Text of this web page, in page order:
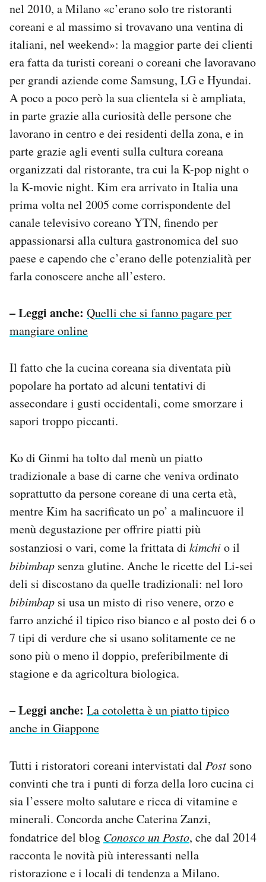
nel 2010, a Milano «c’erano solo tre ristoranti
coreani e al massimo si trovavano una ventina di
italiani, nel weekend»: la maggior parte dei clienti
era fatta da turisti coreani o coreani che lavoravano
per grandi aziende come Samsung, LG e Hyundai.
A poco a poco però la sua clientela si è ampliata,
in parte grazie alla curiosità delle persone che
lavorano in centro e dei residenti della zona, e in
parte grazie agli eventi sulla cultura coreana
organizzati dal ristorante, tra cui la K-pop night o
la K-movie night. Kim era arrivato in Italia una
prima volta nel 2005 come corrispondente del
canale televisivo coreano YTN, finendo per
appassionarsi alla cultura gastronomica del suo
paese e capendo che c’erano delle potenzialità per
farla conoscere anche all’estero.
– Leggi anche: Quelli che si fanno pagare per
mangiare online
Il fatto che la cucina coreana sia diventata più
popolare ha portato ad alcuni tentativi di
assecondare i gusti occidentali, come smorzare i
sapori troppo piccanti.
Ko di Ginmi ha tolto dal menù un piatto
tradizionale a base di carne che veniva ordinato
soprattutto da persone coreane di una certa età,
mentre Kim ha sacrificato un po’ a malincuore il
menù degustazione per offrire piatti più
sostanziosi o vari, come la frittata di kimchio il
bibimbap senza glutine. Anche le ricette del Li-sei
deli si discostano da quelle tradizionali: nel loro
bibimbap si usa un misto di riso venere, orzo e
farro anziché il tipico riso bianco e al posto dei 6 o
7 tipi di verdure che si usano solitamente ce ne
sono più o meno il doppio, preferibilmente di
stagione e da agricoltura biologica.
– Leggi anche: La cotoletta è un piatto tipico
anche in Giappone
Tutti i ristoratori coreani intervistati dal Post sono
convinti che tra i punti di forza della loro cucina ci
sia l’essere molto salutare e ricca di vitamine e
minerali. Concorda anche Caterina Zanzi,
fondatrice del blog Conosco un Posto, che dal 2014
racconta le novità più interessanti nella
ristorazione e i locali di tendenza a Milano.